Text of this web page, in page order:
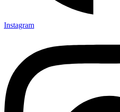
Instagram